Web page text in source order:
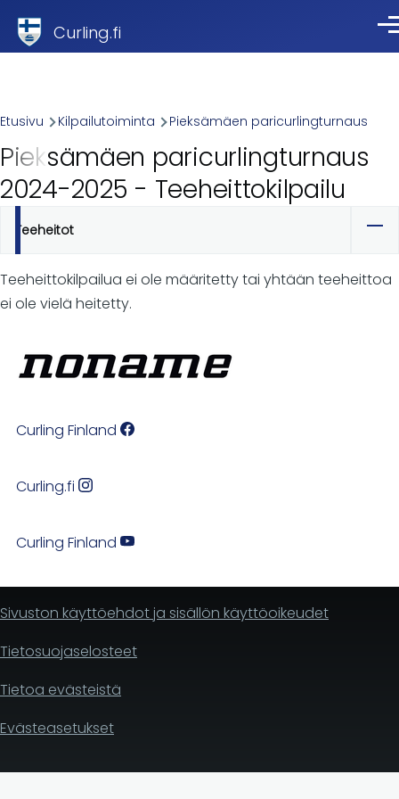
Curling.fi
Breadcrumb
Etusivu Kilpailutoiminta Pieksämäen paricurlingturnaus
Pieksämäen paricurlingturnaus
2024-2025 - Teeheittokilpailu
Ensisijaiset
välilehdet
Teeheitot
Teeheittokilpailua ei ole määritetty tai yhtään teeheittoa
ei ole vielä heitetty.
Curling Finland
Curling.fi
Curling Finland
Sivuston käyttöehdot ja sisällön käyttöoikeudet
Tietosuojaselosteet
Tietoa evästeistä
Evästeasetukset